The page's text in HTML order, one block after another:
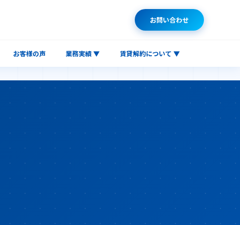
お問い合わせ
お客様の声 業務実績 ▼ 賃貸解約について ▼